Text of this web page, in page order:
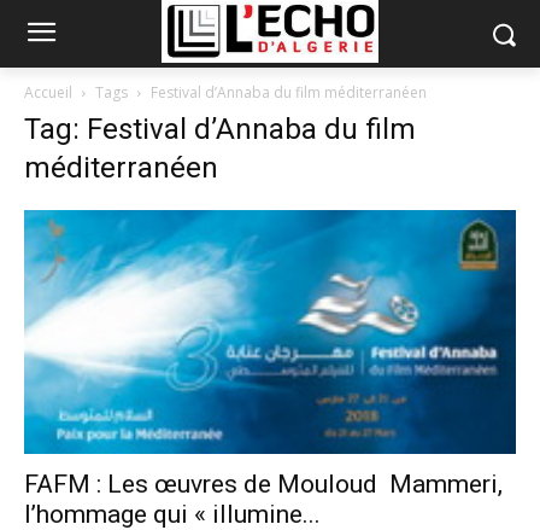
Accueil Tags Festival d’Annaba du film méditerranéen
Tag: Festival d’Annaba du film
méditerranéen
FAFM : Les œuvres de Mouloud Mammeri,
l’hommage qui « illumine...